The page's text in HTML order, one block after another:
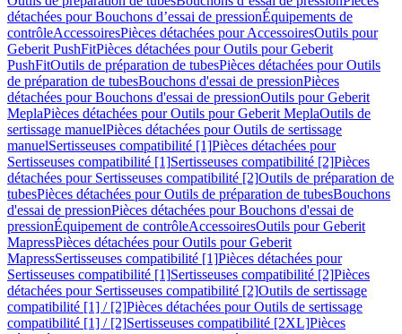
détachées pour Bouchons d’essai de pressionÉquipements de
contrôleAccessoiresPièces détachées pour AccessoiresOutils pour
Geberit PushFitPièces détachées pour Outils pour Geberit
PushFitOutils de préparation de tubesPièces détachées pour Outils
de préparation de tubesBouchons d'essai de pressionPièces
détachées pour Bouchons d'essai de pressionOutils pour Geberit
MeplaPièces détachées pour Outils pour Geberit MeplaOutils de
sertissage manuelPièces détachées pour Outils de sertissage
manuelSertisseuses compatibilité [1]Pièces détachées pour
Sertisseuses compatibilité [1]Sertisseuses compatibilité [2]Pièces
détachées pour Sertisseuses compatibilité [2]Outils de préparation de
tubesPièces détachées pour Outils de préparation de tubesBouchons
d'essai de pressionPièces détachées pour Bouchons d'essai de
pressionÉquipement de contrôleAccessoiresOutils pour Geberit
MapressPièces détachées pour Outils pour Geberit
MapressSertisseuses compatibilité [1]Pièces détachées pour
Sertisseuses compatibilité [1]Sertisseuses compatibilité [2]Pièces
détachées pour Sertisseuses compatibilité [2]Outils de sertissage
compatibilité [1] / [2]Pièces détachées pour Outils de sertissage
compatibilité [1] / [2]Sertisseuses compatibilité [2XL]Pièces